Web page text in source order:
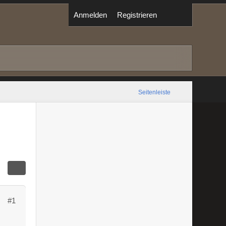
Anmelden Registrieren
Seitenleiste
#1